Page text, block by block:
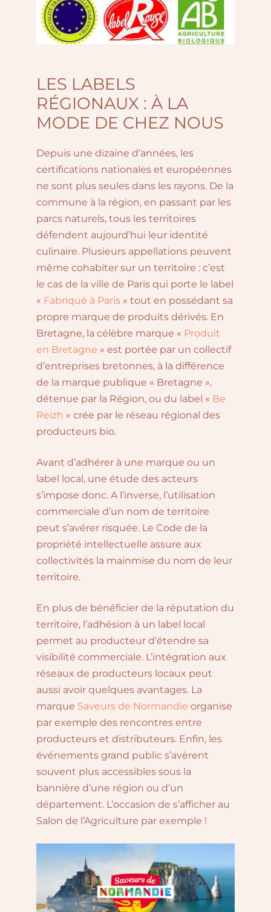
LES LABELS
RÉGIONAUX : À LA
MODE DE CHEZ NOUS
Depuis une dizaine d’années, les
certifications nationales et européennes
ne sont plus seules dans les rayons. De la
commune à la région, en passant par les
parcs naturels, tous les territoires
défendent aujourd’hui leur identité
culinaire. Plusieurs appellations peuvent
même cohabiter sur un territoire : c’est
le cas de la ville de Paris qui porte le label
« Fabriqué à Paris » tout en possédant sa
propre marque de produits dérivés. En
Bretagne, la célèbre marque « Produit
en Bretagne » est portée par un collectif
d’entreprises bretonnes, à la différence
de la marque publique « Bretagne »,
détenue par la Région, ou du label « Be
Reizh » crée par le réseau régional des
producteurs bio.
Avant d’adhérer à une marque ou un
label local, une étude des acteurs
s’impose donc. A l’inverse, l’utilisation
commerciale d’un nom de territoire
peut s’avérer risquée. Le Code de la
propriété intellectuelle assure aux
collectivités la mainmise du nom de leur
territoire.
En plus de bénéficier de la réputation du
territoire, l’adhésion à un label local
permet au producteur d’étendre sa
visibilité commerciale. L’intégration aux
réseaux de producteurs locaux peut
aussi avoir quelques avantages. La
marque Saveurs de Normandie organise
par exemple des rencontres entre
producteurs et distributeurs. Enfin, les
événements grand public s’avèrent
souvent plus accessibles sous la
bannière d’une région ou d’un
département. L’occasion de s’afficher au
Salon de l’Agriculture par exemple !